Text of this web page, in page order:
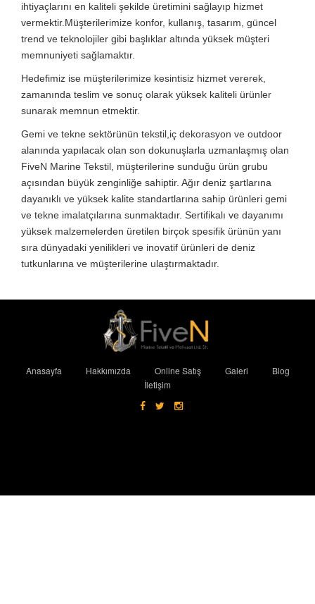
ihtiyaçlarını en kaliteli şekilde üretimini sağlayıp hizmet
vermektir.Müşterilerimize konfor, kullanış, tasarım, güncel
trend ve teknolojiler gibi başlıklar altında yüksek müşteri
memnuniyeti sağlamaktır.
Hedefimiz ise müşterilerimize kesintisiz hizmet vererek,
zamanında teslim ve sonuç olarak yüksek kaliteli ürünler
sunarak memnun etmektir.
Gemi ve tekne sektörünün tekstil,iç dekorasyon ve outdoor
alanında yapılacak olan son dokunuşlarla uzmanlaşmış olan
FiveN Marine Tekstil, müşterilerine sunduğu ürün grubu
açısından büyük zenginliğe sahiptir. Ağır deniz şartlarına
dayanıklı ve yüksek kalite standartlarına sahip ürünleri gemi
ve tekne imalatçılarına sunmaktadır. Sertifikalı ve dayanımı
yüksek malzemelerden üretilen birçok spesifik ürünün yanı
sıra dünyadaki yenilikleri ve inovatif ürünleri de deniz
tutkunlarına ve müşterilerine ulaştırmaktadır.
Anasayfa Hakkımızda Online Satış Galeri
Blog
İletişim